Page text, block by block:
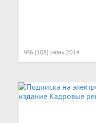
№6 (108) июнь 2014